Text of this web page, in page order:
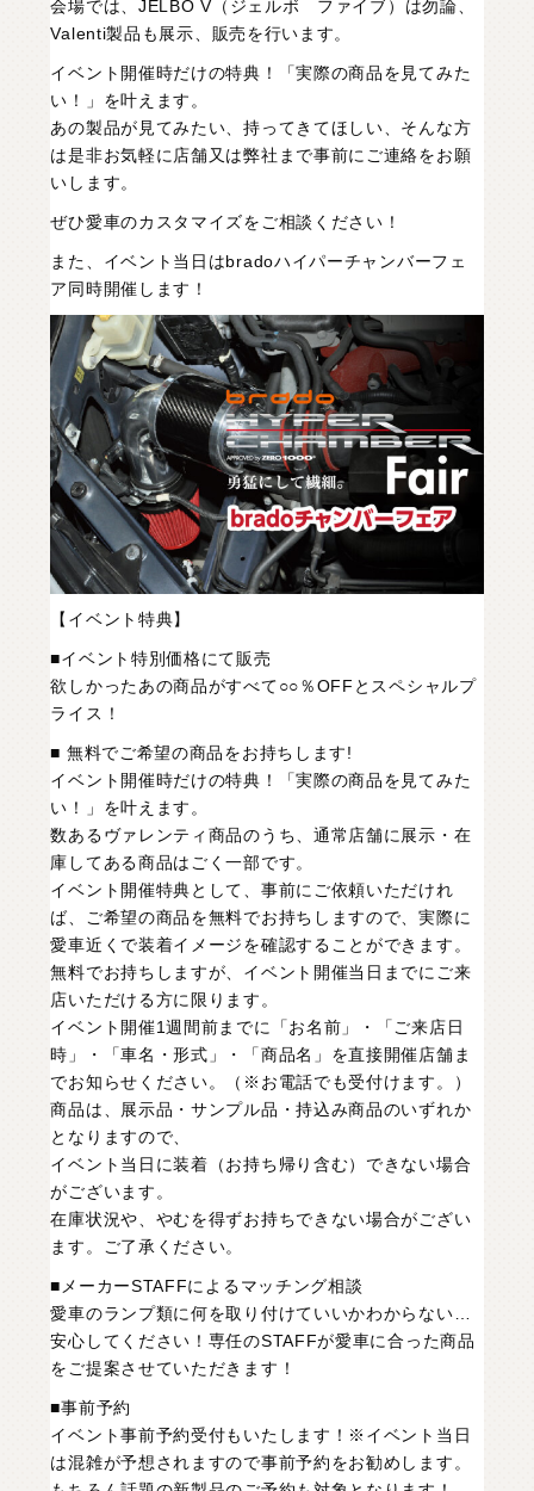
会場では、JELBO V（ジェルボ ファイブ）は勿論、
Valenti製品も展示、販売を行います。
イベント開催時だけの特典！「実際の商品を見てみた
い！」を叶えます。
あの製品が見てみたい、持ってきてほしい、そんな方
は是非お気軽に店舗又は弊社まで事前にご連絡をお願
いします。
ぜひ愛車のカスタマイズをご相談ください！
また、イベント当日はbradoハイパーチャンバーフェ
ア同時開催します！
【イベント特典】
■イベント特別価格にて販売
欲しかったあの商品がすべて○○％OFFとスペシャルプ
ライス！
■ 無料でご希望の商品をお持ちします!
イベント開催時だけの特典！「実際の商品を見てみた
い！」を叶えます。
数あるヴァレンティ商品のうち、通常店舗に展示・在
庫してある商品はごく一部です。
イベント開催特典として、事前にご依頼いただけれ
ば、ご希望の商品を無料でお持ちしますので、実際に
愛車近くで装着イメージを確認することができます。
無料でお持ちしますが、イベント開催当日までにご来
店いただける方に限ります。
イベント開催1週間前までに「お名前」・「ご来店日
時」・「車名・形式」・「商品名」を直接開催店舗ま
でお知らせください。（※お電話でも受付けます。）
商品は、展示品・サンプル品・持込み商品のいずれか
となりますので、
イベント当日に装着（お持ち帰り含む）できない場合
がございます。
在庫状況や、やむを得ずお持ちできない場合がござい
ます。ご了承ください。
■メーカーSTAFFによるマッチング相談
愛車のランプ類に何を取り付けていいかわからない…
安心してください！専任のSTAFFが愛車に合った商品
をご提案させていただきます！
■事前予約
イベント事前予約受付もいたします！※イベント当日
は混雑が予想されますので事前予約をお勧めします。